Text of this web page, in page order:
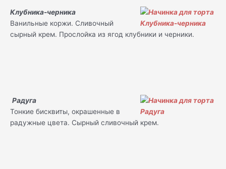
Клубника-черника
Ванильные коржи. Сливочный
сырный крем. Прослойка из ягод клубники и черники.
Радуга
Тонкие бисквиты, окрашенные в
радужные цвета. Сырный сливочный крем.